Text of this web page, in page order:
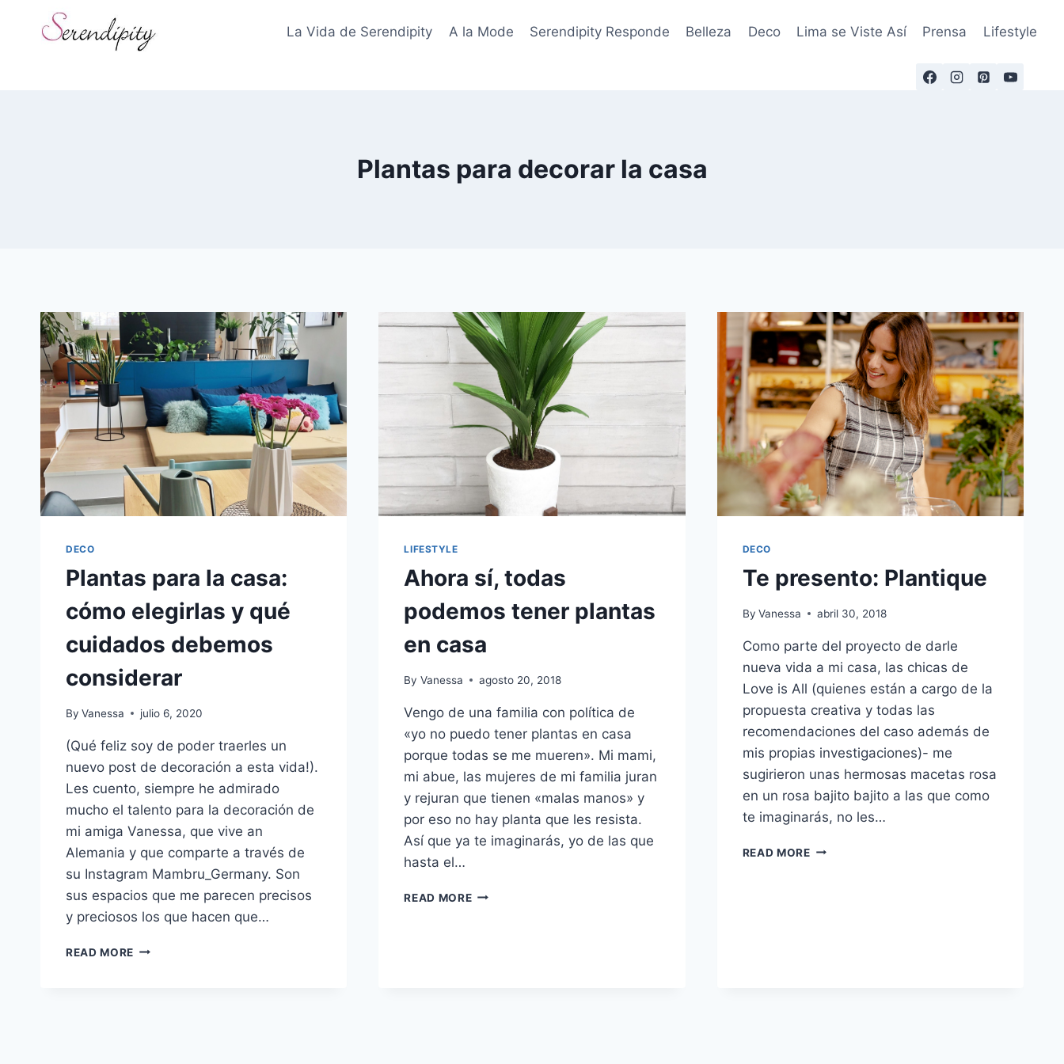
La Vida de Serendipity A la Mode Serendipity Responde Belleza Deco Lima se Viste Así Prensa Lifestyle
Plantas para decorar la casa
DECO
Plantas para la casa:
cómo elegirlas y qué
cuidados debemos
considerar
By Vanessa julio 6, 2020
(Qué feliz soy de poder traerles un
nuevo post de decoración a esta vida!).
Les cuento, siempre he admirado
mucho el talento para la decoración de
mi amiga Vanessa, que vive an
Alemania y que comparte a través de
su Instagram Mambru_Germany. Son
sus espacios que me parecen precisos
y preciosos los que hacen que…
READ MORE PLANTAS
LIFESTYLE
Ahora sí, todas
podemos tener plantas
en casa
By Vanessa agosto 20, 2018
Vengo de una familia con política de
«yo no puedo tener plantas en casa
porque todas se me mueren». Mi mami,
mi abue, las mujeres de mi familia juran
y rejuran que tienen «malas manos» y
por eso no hay planta que les resista.
Así que ya te imaginarás, yo de las que
hasta el…
READ MOREAHORA
DECO
Te presento: Plantique
By Vanessa abril 30, 2018
Como parte del proyecto de darle
nueva vida a mi casa, las chicas de
Love is All (quienes están a cargo de la
propuesta creativa y todas las
recomendaciones del caso además de
mis propias investigaciones)- me
sugirieron unas hermosas macetas rosa
en un rosa bajito bajito a las que como
te imaginarás, no les…
READ MORETE